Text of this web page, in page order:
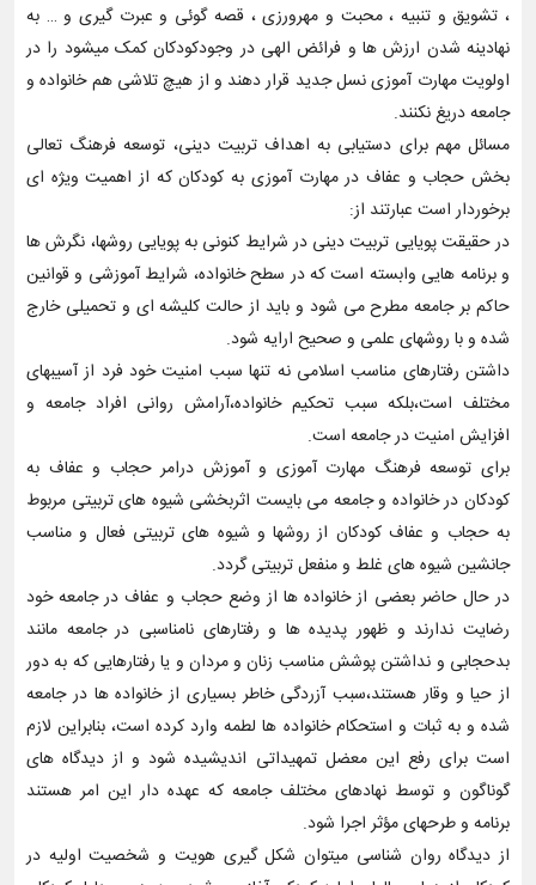
، تشویق و تنبیه ، محبت و مهرورزی ، قصه گوئی و عبرت گیری و … به
نهادینه شدن ارزش ها و فرائض الهی در وجودکودکان کمک میشود را در
اولویت مهارت آموزی نسل جدید قرار دهند و از هیچ تلاشی هم خانواده و
جامعه دریغ نکنند.
مسائل مهم برای دستیابی به اهداف تربیت دینی، توسعه فرهنگ تعالی
بخش حجاب و عفاف در مهارت آموزی به کودکان که از اهمیت ویژه ای
برخوردار است عبارتند از:
در حقیقت پویایی تربیت دینی در شرایط کنونی به پویایی روشها، نگرش ها
و برنامه هایی وابسته است که در سطح خانواده، شرایط آموزشی و قوانین
حاکم بر جامعه مطرح می شود و باید از حالت کلیشه ای و تحمیلی خارج
شده و با روشهای علمی و صحیح ارایه شود.
داشتن رفتارهای مناسب اسلامی نه تنها سبب امنیت خود فرد از آسیبهای
مختلف است،بلکه سبب تحکیم خانواده،آرامش روانی افراد جامعه و
افزایش امنیت در جامعه است.
برای توسعه فرهنگ مهارت آموزی و آموزش درامر حجاب و عفاف به
کودکان در خانواده و جامعه می بایست اثربخشی شیوه های تربیتی مربوط
به حجاب و عفاف کودکان از روشها و شیوه های تربیتی فعال و مناسب
جانشین شیوه های غلط و منفعل تربیتی گردد.
در حال حاضر بعضی از خانواده ها از وضع حجاب و عفاف در جامعه خود
رضایت ندارند و ظهور پدیده ها و رفتارهای نامناسبی در جامعه مانند
بدحجابی و نداشتن پوشش مناسب زنان و مردان و یا رفتارهایی که به دور
از حیا و وقار هستند،سبب آزردگی خاطر بسیاری از خانواده ها در جامعه
شده و به ثبات و استحکام خانواده ها لطمه وارد کرده است، بنابراین لازم
است برای رفع این معضل تمهیداتی اندیشیده شود و از دیدگاه های
گوناگون و توسط نهادهای مختلف جامعه که عهده دار این امر هستند
برنامه و طرحهای مؤثر اجرا شود.
از دیدگاه روان شناسی میتوان شکل گیری هویت و شخصیت اولیه در